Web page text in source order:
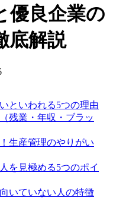
優良企業の
底解説
といわれる5つの理由
残業・年収・ブラッ
生産管理のやりがい
を見極める5つのポイ
いていない人の特徴